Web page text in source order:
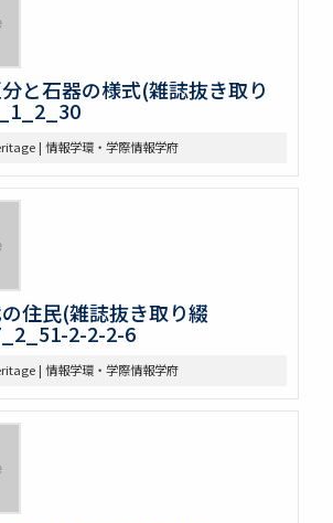
と石器の様式(雑誌抜き取り
| 情報学環・学際情報学府
住民(雑誌抜き取り綴
2-2-2-6
| 情報学環・学際情報学府